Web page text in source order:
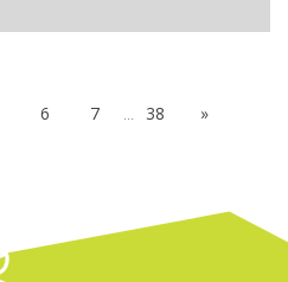
6 7 ... 38 »